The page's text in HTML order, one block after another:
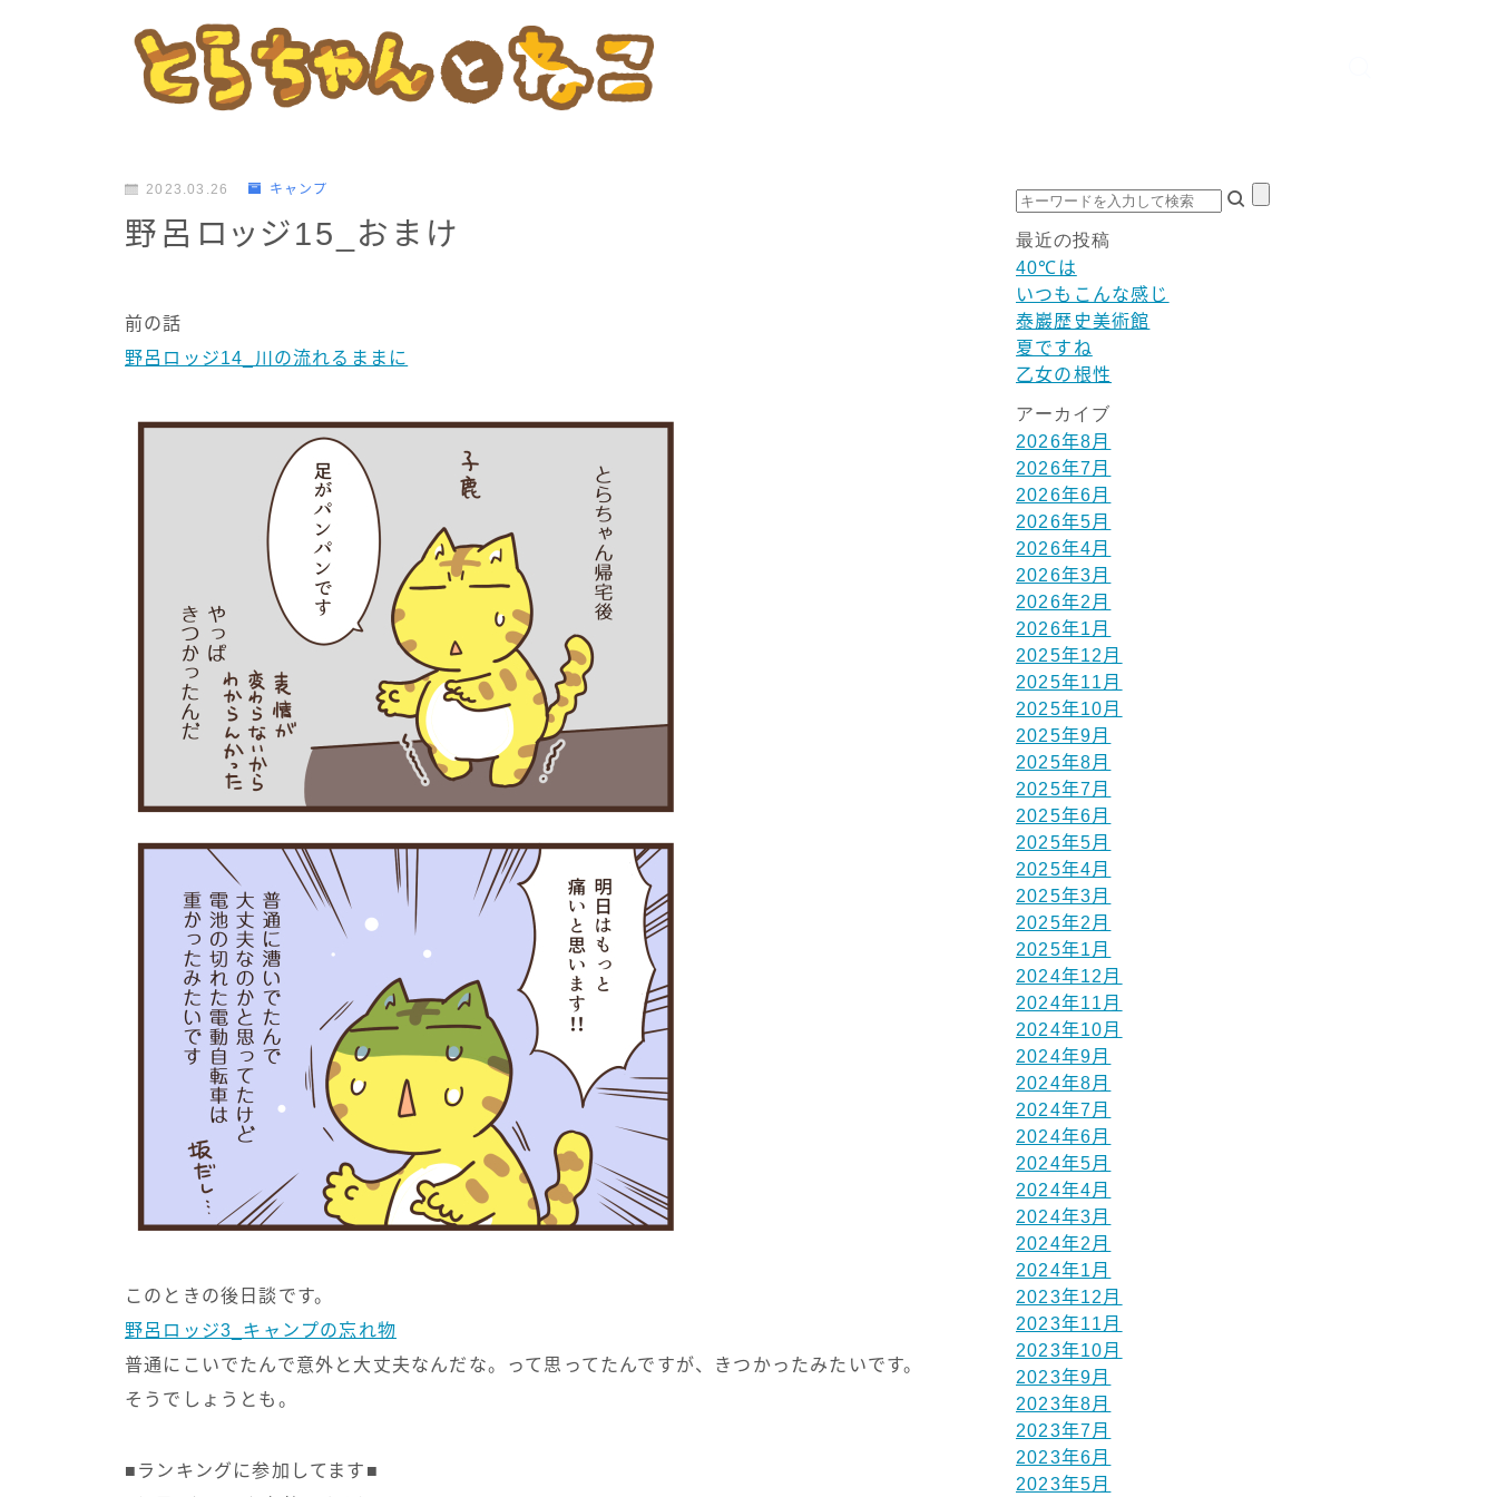
2023.03.26 キャンプ
野呂ロッジ15_おまけ
前の話
野呂ロッジ14_川の流れるままに
このときの後日談です。
野呂ロッジ3_キャンプの忘れ物
普通にこいでたんで意外と大丈夫なんだな。って思ってたんですが、きつかったみたいです。
そうでしょうとも。
■ランキングに参加してます■
最近の投稿
40℃は
いつもこんな感じ
泰巖歴史美術館
夏ですね
乙女の根性
アーカイブ
2026年8月
2026年7月
2026年6月
2026年5月
2026年4月
2026年3月
2026年2月
2026年1月
2025年12月
2025年11月
2025年10月
2025年9月
2025年8月
2025年7月
2025年6月
2025年5月
2025年4月
2025年3月
2025年2月
2025年1月
2024年12月
2024年11月
2024年10月
2024年9月
2024年8月
2024年7月
2024年6月
2024年5月
2024年4月
2024年3月
2024年2月
2024年1月
2023年12月
2023年11月
2023年10月
2023年9月
2023年8月
2023年7月
2023年6月
2023年5月